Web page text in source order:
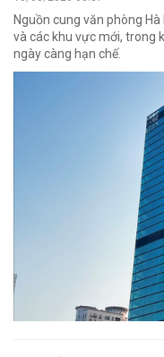
Nguồn cung văn phòng
và các khu vực mới, trong
ngày càng hạn chế.